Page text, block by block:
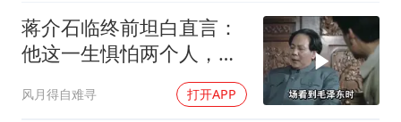
蒋介石临终前坦白直言：
他这一生惧怕两个人，却
风月得自难寻 打开APP